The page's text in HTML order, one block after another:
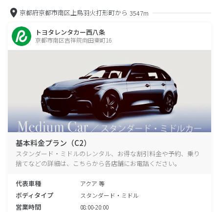
京都府京都市南区上鳥羽火打形町から 3547m
トヨタレンタカー西八条
京都市南区吉祥院向田東町16
基本料金プラン（C2）
スタンダード・ミドルのレンタル、お得な割引料金や予約、乗り
捨てなどの詳細は、こちらから各店舗にお電話ください。
代表車種 アクア 等
ボディタイプ スタンダード・ミドル
営業時間 08:00-20:00